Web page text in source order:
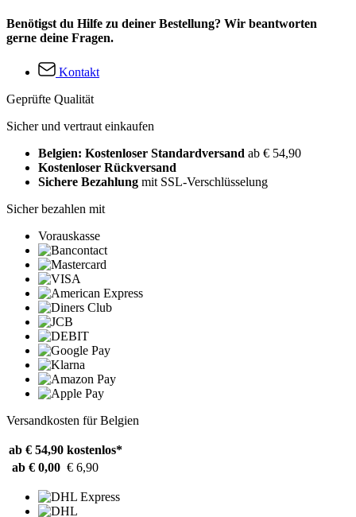
Benötigst du Hilfe zu deiner Bestellung? Wir beantworten
gerne deine Fragen.
Kontakt
Geprüfte Qualität
Sicher und vertraut einkaufen
Belgien: Kostenloser Standardversand ab € 54,90
Kostenloser Rückversand
Sichere Bezahlung mit SSL-Verschlüsselung
Sicher bezahlen mit
Vorauskasse
Versandkosten für Belgien
ab € 54,90 kostenlos*
ab € 0,00 € 6,90